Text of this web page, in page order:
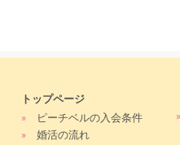
トップページ
»
ピーチベルの入会条件
»
婚活の流れ
»